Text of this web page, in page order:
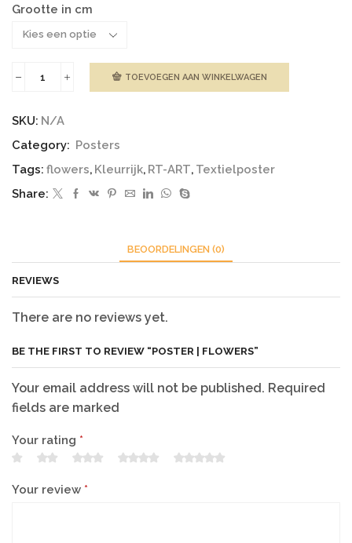
Grootte in cm
Poster
aantal
TOEVOEGEN AAN WINKELWAGEN
SKU: N/A
Category: Posters
Tags: flowers, Kleurrijk, RT-ART, Textielposter
Share:
BEOORDELINGEN (0)
REVIEWS
There are no reviews yet.
BE THE FIRST TO REVIEW “POSTER | FLOWERS”
Your email address will not be published. Required
fields are marked
Your rating *
Your review *